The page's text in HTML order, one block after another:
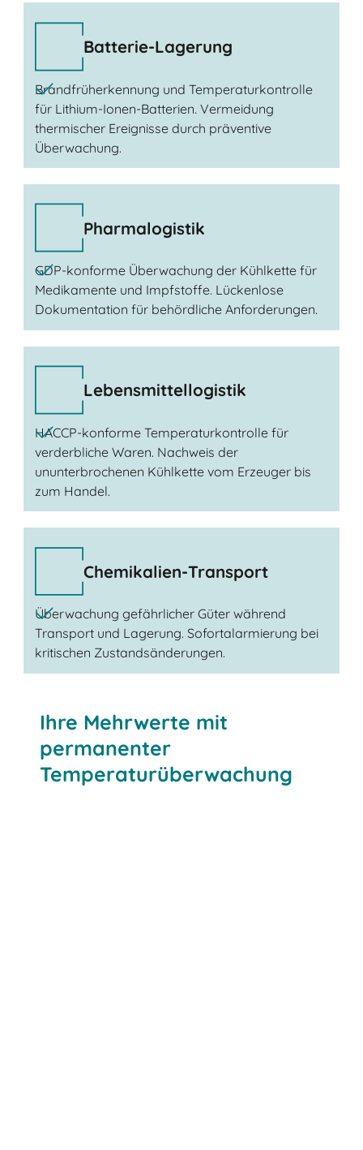
Batterie-Lagerung
Brandfrüherkennung und Temperaturkontrolle
für Lithium-Ionen-Batterien. Vermeidung
thermischer Ereignisse durch präventive
Überwachung.
Pharmalogistik
GDP-konforme Überwachung der Kühlkette für
Medikamente und Impfstoffe. Lückenlose
Dokumentation für behördliche Anforderungen.
Lebensmittellogistik
HACCP-konforme Temperaturkontrolle für
verderbliche Waren. Nachweis der
ununterbrochenen Kühlkette vom Erzeuger bis
zum Handel.
Chemikalien-Transport
Überwachung gefährlicher Güter während
Transport und Lagerung. Sofortalarmierung bei
kritischen Zustandsänderungen.
Ihre Mehrwerte mit
permanenter
Temperaturüberwachung